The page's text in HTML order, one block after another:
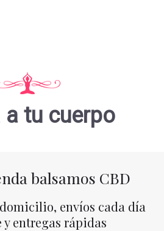
a tu cuerpo
balsamos CBD
envíos cada día
entregas rápidas